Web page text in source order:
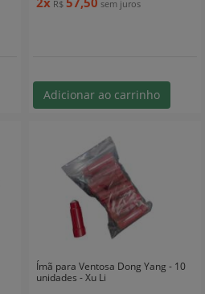
R$ sem juros
Adicionar ao carrinho
Ímã para Ventosa Dong Yang - 10
unidades - Xu Li